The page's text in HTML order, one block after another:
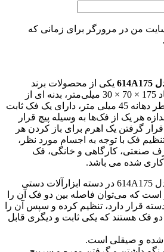
من در مرورگر برای زمانی که
یکی از محصولات برند
فورس است که دارای ابعاد 175 × 70 × 30 میلی‌متر، بدنه ای از
جنس کروم مولیبدنیوم، قطر دهانه 45 میلی متر، دارای یک فک ثابت
هر یک از فک‌ها به وسیله پیچ قرار
گرفتن یک اهرم برای باز کردن هر
فک با توجه به اجسام مورد نظر،
صنعتی، کارگاهی و خانگی، فک
شده می باشد.
انبر قفلی 7 اینچ فورس مدل 614A175 در دسته ابزارآلات دستی
است که می‌توان فاصله بین دو فک آن را
قرار دارد، تنظیم کرده و سپس آن را
دو فک هستند که یکی ثابت و دیگری قابل
شده و صیقلی است.